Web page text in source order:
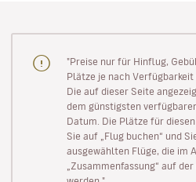
"Preise nur für Hinflug,
Plätze je nach
Die auf dieser Seite
dem günstigsten
Datum. Die Plätze für
Sie auf „Flug buchen“ und
ausgewählten Flüge, die im
„Zusammenfassung“ auf
werden."